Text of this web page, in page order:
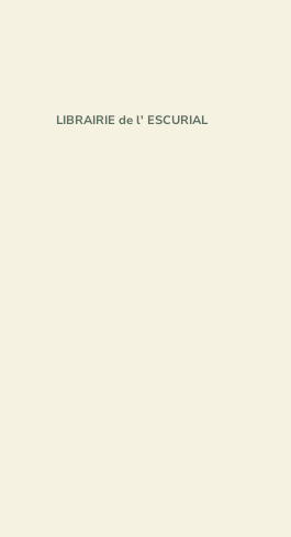
LIBRAIRIE de l' ESCURIAL